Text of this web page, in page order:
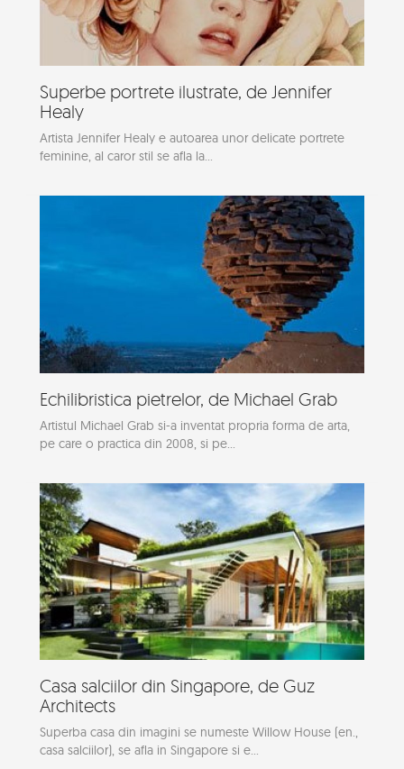
Superbe portrete ilustrate, de Jennifer
Healy
Artista Jennifer Healy e autoarea unor delicate portrete
feminine, al caror stil se afla la...
Echilibristica pietrelor, de Michael Grab
Artistul Michael Grab si-a inventat propria forma de arta,
pe care o practica din 2008, si pe...
Casa salciilor din Singapore, de Guz
Architects
Superba casa din imagini se numeste Willow House (en.,
casa salciilor), se afla in Singapore si e...